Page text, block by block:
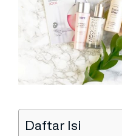
Daftar Isi